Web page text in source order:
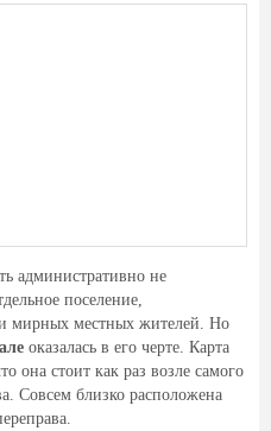
административно не
поселение,
мирных местных жителей. Но
оказалась в его черте. Карта
она стоит как раз возле самого
Совсем близко расположена